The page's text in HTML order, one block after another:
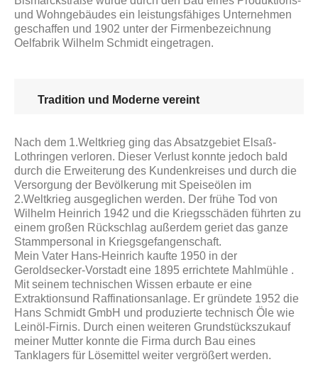
und Wohn­gebäudes ein leistungsfähiges Unternehmen
geschaffen und 1902 unter der Firmenbe­zeichnung
Oelfabrik Wilhelm Schmidt eingetragen.
Tradition und Moderne vereint
Nach dem 1.Weltkrieg ging das Absatzgebiet Elsaß-
Lothringen verloren. Dieser Verlust konnte jedoch bald
durch die Erweiterung des Kundenkreises und durch die
Versorgung der Bevölkerung mit Speiseölen im
2.Weltkrieg ausgeglichen werden. Der frühe Tod von
Wilhelm Heinrich 1942 und die Kriegsschäden führten zu
einem großen Rückschlag außerdem geriet das ganze
Stammpersonal in Kriegsgefangenschaft.
Mein Vater Hans-Heinrich kaufte 1950 in der
Geroldsecker-Vorstadt eine 1895 er­richtete Mahlmühle .
Mit seinem technischen Wissen erbaute er eine
Extraktions­und Raffinationsanlage. Er gründete 1952 die
Hans Schmidt GmbH und produzierte technisch Öle wie
Leinöl-Firnis. Durch einen weiteren Grundstückszukauf
meiner Mutter konnte die Firma durch Bau eines
Tanklagers für Lösemittel weiter ver­größert werden.